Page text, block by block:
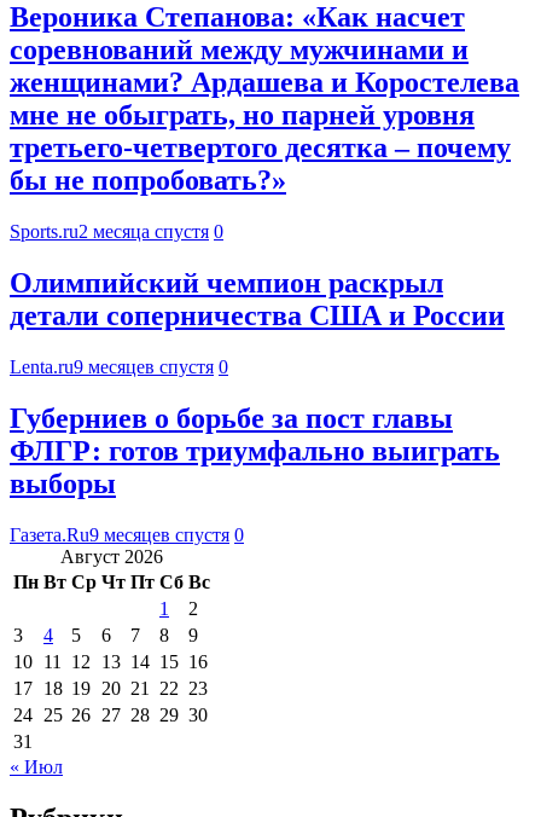
Вероника Степанова: «Как насчет
соревнований между мужчинами и
женщинами? Ардашева и Коростелева
мне не обыграть, но парней уровня
третьего-четвертого десятка – почему
бы не попробовать?»
Sports.ru2 месяца спустя 0
Олимпийский чемпион раскрыл
детали соперничества США и России
Lenta.ru9 месяцев спустя 0
Губерниев о борьбе за пост главы
ФЛГР: готов триумфально выиграть
выборы
Газета.Ru9 месяцев спустя 0
Август 2026
Пн Вт Ср Чт Пт Сб Вс
1
2
3
4 5 6 7 8
9
10 11 12 13 14 15 16
17 18 19 20 21 22 23
24 25 26 27 28 29 30
31
« Июл